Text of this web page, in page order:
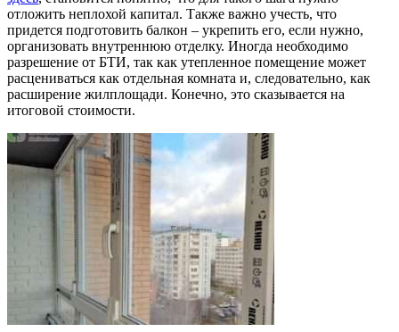
отложить неплохой капитал. Также важно учесть, что
придется подготовить балкон – укрепить его, если нужно,
организовать внутреннюю отделку. Иногда необходимо
разрешение от БТИ, так как утепленное помещение может
расцениваться как отдельная комната и, следовательно, как
расширение жилплощади. Конечно, это сказывается на
итоговой стоимости.